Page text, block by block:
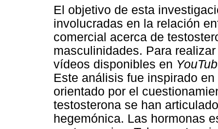
El objetivo de esta
involucradas en la relación
comercial acerca de
masculinidades. Para
vídeos disponibles en
Este análisis fue inspirado
orientado por el
testosterona se han
hegemónica. Las hormonas